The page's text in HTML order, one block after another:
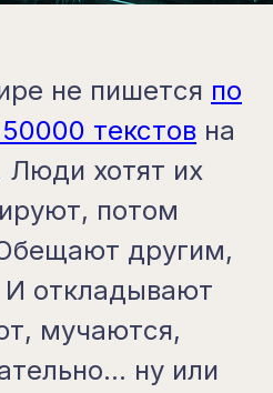
не пишется по
текстов на
Люди хотят их
потом
другим,
откладывают
мучаются,
ну или